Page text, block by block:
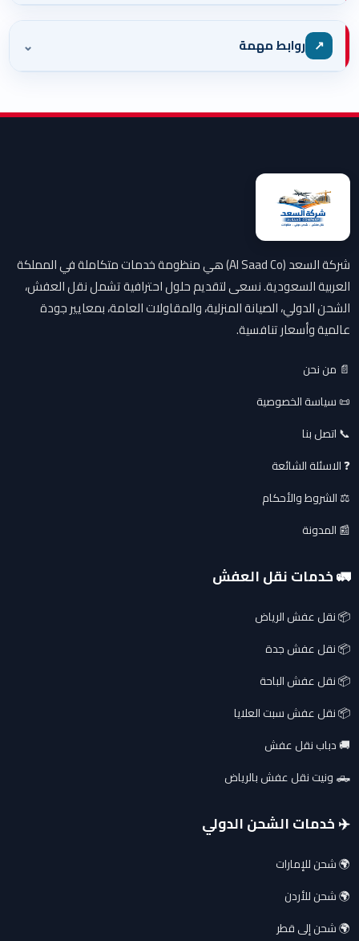
↗ روابط مهمة ⌄
شركة السعد (Al Saad Co) هي منظومة خدمات متكاملة في المملكة
العربية السعودية. نسعى لتقديم حلول احترافية تشمل نقل العفش،
الشحن الدولي، الصيانة المنزلية، والمقاولات العامة، بمعايير جودة
عالمية وأسعار تنافسية.
📄 من نحن
📜 سياسة الخصوصية
📞 اتصل بنا
❓ الاسئلة الشائعة
⚖️ الشروط والأحكام
📰 المدونة
🚛 خدمات نقل العفش
📦 نقل عفش الرياض
📦 نقل عفش جدة
📦 نقل عفش الباحة
📦 نقل عفش سبت العلايا
🚚 دباب نقل عفش
🛻 ونيت نقل عفش بالرياض
✈️ خدمات الشحن الدولي
🌍 شحن للإمارات
🌍 شحن للأردن
🌍 شحن إلى قطر